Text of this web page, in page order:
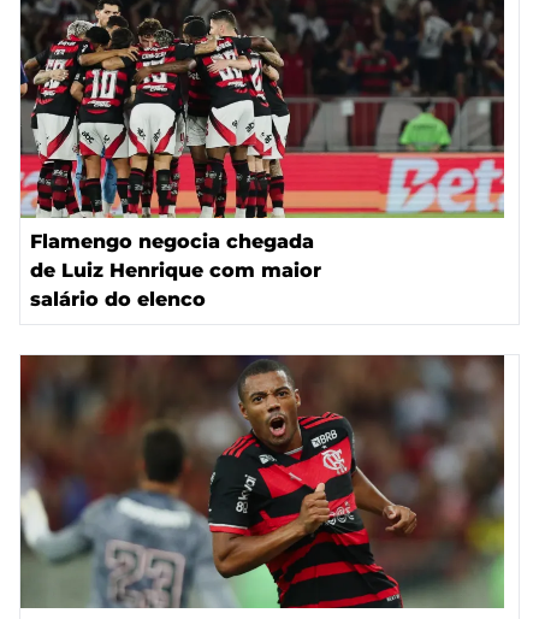
Flamengo negocia chegada
de Luiz Henrique com maior
salário do elenco